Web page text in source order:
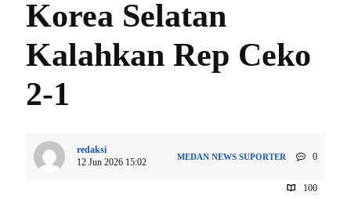
Korea Selatan
Kalahkan Rep Ceko
2-1
redaksi
12 Jun 2026 15:02
MEDAN NEWS SUPORTER 0
100